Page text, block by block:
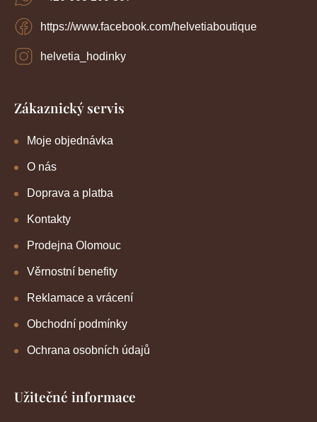
https://www.facebook.com/helvetiaboutique
helvetia_hodinky
Zákaznický servis
Moje objednávka
O nás
Doprava a platba
Kontakty
Prodejna Olomouc
Věrnostní benefity
Reklamace a vrácení
Obchodní podmínky
Ochrana osobních údajů
Užitečné informace